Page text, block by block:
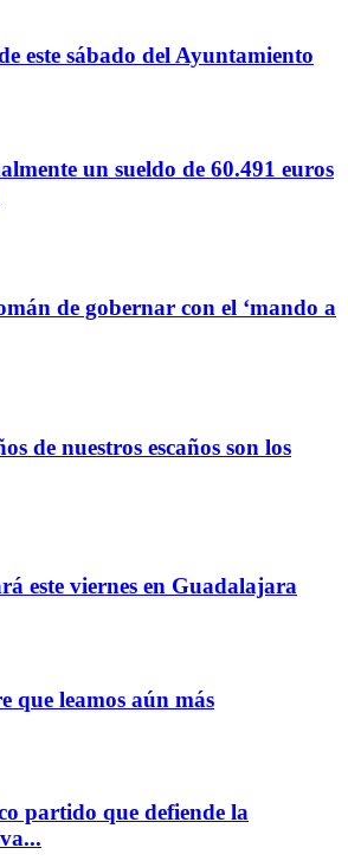
este sábado del Ayuntamiento
un sueldo de 60.491 euros
de gobernar con el ‘mando a
de nuestros escaños son los
este viernes en Guadalajara
que leamos aún más
partido que defiende la